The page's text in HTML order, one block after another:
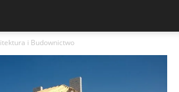
i Budownictwo